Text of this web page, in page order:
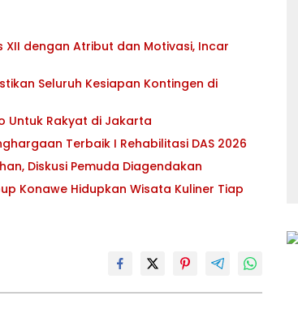
dengan Atribut dan Motivasi, Incar
Seluruh Kesiapan Kontingen di
Untuk Rakyat di Jakarta
Terbaik I Rehabilitasi DAS 2026
Diskusi Pemuda Diagendakan
Konawe Hidupkan Wisata Kuliner Tiap